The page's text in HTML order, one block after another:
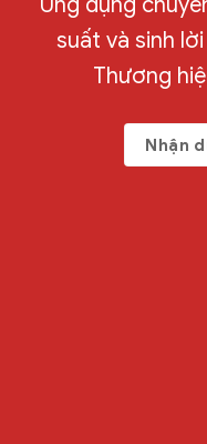
suất và sinh
Thương
Nhận